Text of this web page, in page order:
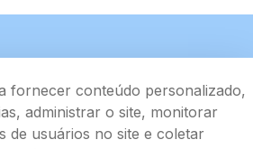
fornecer conteúdo personalizado,
administrar o site, monitorar
de usuários no site e coletar